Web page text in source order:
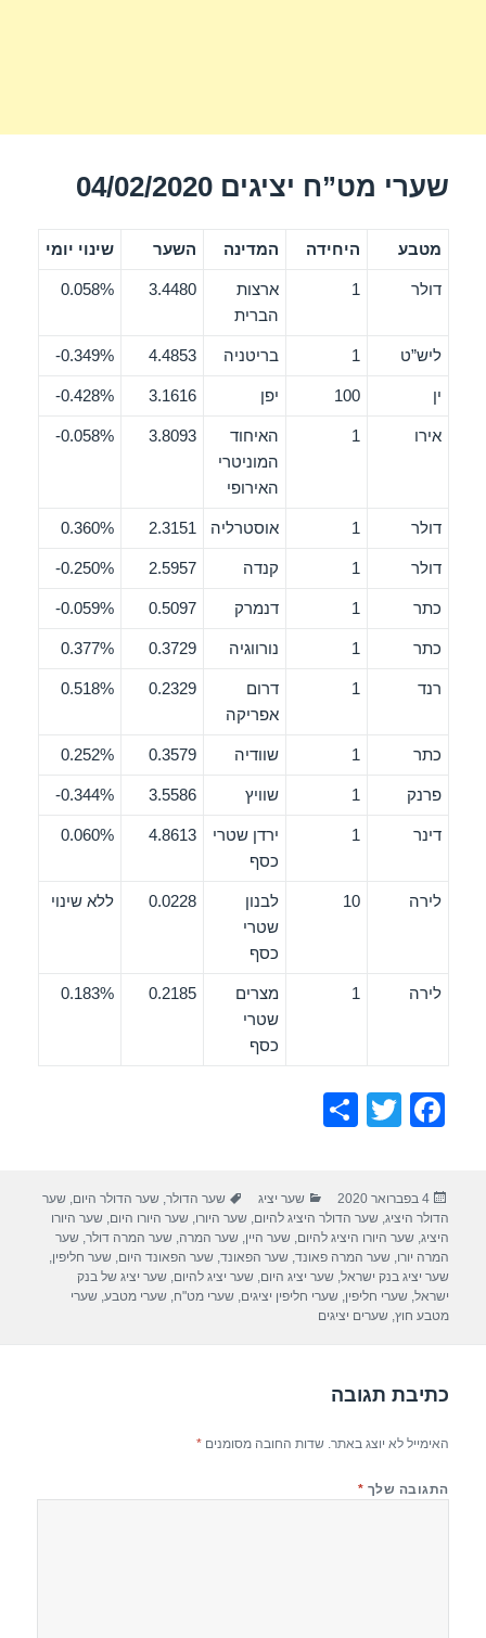
שערי מט”ח יציגים 04/02/2020
מטבע היחידה המדינה השער שינוי יומי
דולר 1
ארצות
הברית
3.4480
0.058%
ליש”ט 1 בריטניה 4.4853
0.349%-
ין 100 יפן 3.1616
0.428%-
אירו 1
האיחוד
המוניטרי
האירופי
3.8093
0.058%-
דולר 1 אוסטרליה 2.3151
0.360%
דולר 1 קנדה 2.5957
0.250%-
כתר 1 דנמרק 0.5097
0.059%-
כתר 1 נורווגיה 0.3729
0.377%
רנד 1
דרום
אפריקה
0.2329
0.518%
כתר 1 שוודיה 0.3579
0.252%
פרנק 1 שוויץ 3.5586
0.344%-
דינר 1
ירדן שטרי
כסף
4.8613
0.060%
לירה 10
לבנון
שטרי
כסף
0.0228 ללא שינוי
לירה 1
מצרים
שטרי
כסף
0.2185
0.183%
F
e
b
o
o
T
er
e
פורסם
בתאריך
4 בפברואר 2020 קטגוריות
שער יציג תגיות
שער הדולר,שער הדולר היום,שער
הדולר היציג,שער הדולר היציג להיום,שער היורו,שער היורו היום,שער היורו
היציג,שער היורו היציג להיום,שער היין,שער המרה,שער המרה דולר,שער
המרה יורו,שער המרה פאונד,שער הפאונד,שער הפאונד היום,שער חליפין,
שער יציג בנק ישראל,שער יציג היום,שער יציג להיום,שער יציג של בנק
ישראל,שערי חליפין,שערי חליפין יציגים,שערי מט"ח,שערי מטבע,שערי
מטבע חוץ,שערים יציגים
כתיבת תגובה
האימייל לא יוצג באתר. שדות החובה מסומנים*
התגובה שלך *